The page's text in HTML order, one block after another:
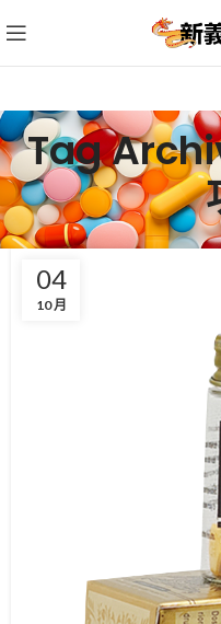
Tag
04
10 月